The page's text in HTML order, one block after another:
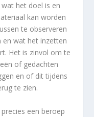
het doel is en
kan worden
te observeren
en wat het inzetten
Het is zinvol om te
of gedachten
en of dit tijdens
te zien.
een beroep